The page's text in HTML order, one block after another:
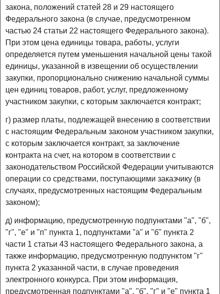
закона, положений статей 28 и 29 настоящего
Федерального закона (в случае, предусмотренном
частью 24 статьи 22 настоящего Федерального закона).
При этом цена единицы товара, работы, услуги
определяется путем уменьшения начальной цены такой
единицы, указанной в извещении об осуществлении
закупки, пропорционально снижению начальной суммы
цен единиц товаров, работ, услуг, предложенному
участником закупки, с которым заключается контракт;
г) размер платы, подлежащей внесению в соответствии
с настоящим Федеральным законом участником закупки,
с которым заключается контракт, за заключение
контракта на счет, на котором в соответствии с
законодательством Российской Федерации учитываются
операции со средствами, поступающими заказчику (в
случаях, предусмотренных настоящим Федеральным
законом);
д) информацию, предусмотренную подпунктами "а", "б",
"г", "е" и "п" пункта 1, подпунктами "а" и "б" пункта 2
части 1 статьи 43 настоящего Федерального закона, а
также информацию, предусмотренную подпунктом "г"
пункта 2 указанной части, в случае проведения
электронного конкурса. При этом информация,
предусмотренная подпунктами "а", "б", "г" и "е" пункта 1